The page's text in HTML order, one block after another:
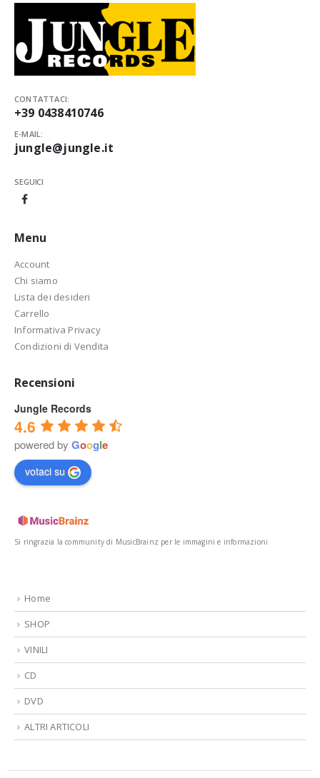
CONTATTACI:
+39 0438410746
E-MAIL:
jungle@jungle.it
SEGUICI
Menu
Account
Chi siamo
Lista dei desideri
Carrello
Informativa Privacy
Condizioni di Vendita
Recensioni
Jungle Records
4.6
powered by Google
votaci su
Si ringrazia la community di MusicBrainz per le immagini e informazioni
Home
SHOP
VINILI
CD
DVD
ALTRI ARTICOLI